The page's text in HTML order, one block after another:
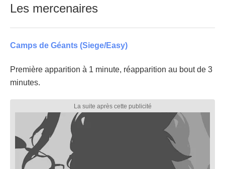
Les mercenaires
Camps de Géants (Siege/Easy)
Première apparition à 1 minute, réapparition au bout de 3
minutes.